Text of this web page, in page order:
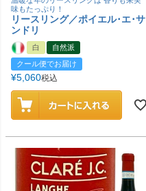
味もたっぷり！
リースリング／ポイエル･エ･サ
ンドリ
白
自然派
クール便でお届け
¥5,060税込